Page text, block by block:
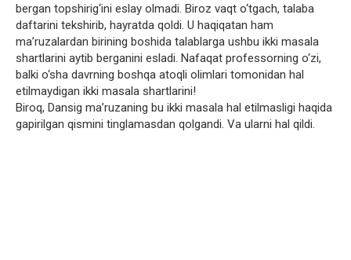
bergan topshirig‘ini eslay olmadi. Biroz vaqt o‘tgach, talaba
daftarini tekshirib, hayratda qoldi. U haqiqatan ham
ma’ruzalardan birining boshida talablarga ushbu ikki masala
shartlarini aytib berganini esladi. Nafaqat professorning o‘zi,
balki o‘sha davrning boshqa atoqli olimlari tomonidan hal
etilmaydigan ikki masala shartlarini!
Biroq, Dansig ma’ruzaning bu ikki masala hal etilmasligi haqida
gapirilgan qismini tinglamasdan qolgandi. Va ularni hal qildi.